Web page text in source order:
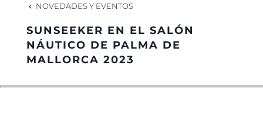
VALORE SU EMBARCACIÓN
NOVEDADES Y EVENTOS
SUNSEEKER EN EL SALÓN
NÁUTICO DE PALMA DE
MALLORCA 2023